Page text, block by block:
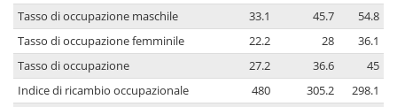
Tasso di occupazione maschile 33.1 45.7
54.8
Tasso di occupazione femminile
22.2 28
36.1
Tasso di occupazione
27.2 36.6
45
Indice di ricambio occupazionale
480 305.2
298.1